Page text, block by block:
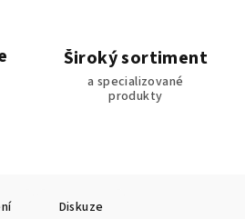
Široký sortiment
a specializované
produkty
Diskuze